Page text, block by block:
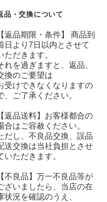
品・交換について
【返品期限・条件】 商品到
日より7日以内とさせて
ただきます。
れを過ぎますと、返品、
換のご要望は
受けできなくなりますの
、ご了承ください。
【返品送料】お客様都合の
合はご容赦ください。
だし、不良品交換、誤品
送交換は当社負担とさせ
いただきます。
【不良品】万一不良品等が
ざいましたら、当店の在
状況を確認のうえ、